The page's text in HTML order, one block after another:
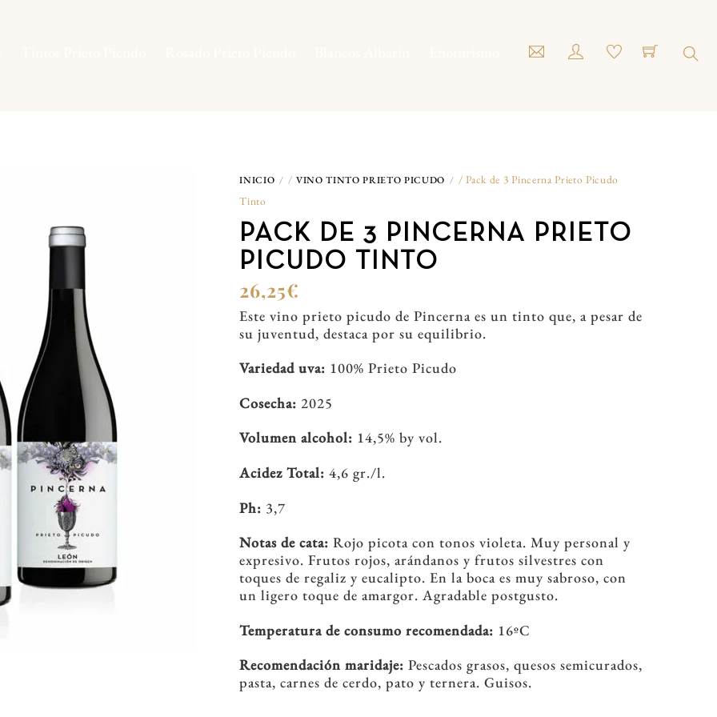
INICIO / VINO TINTO PRIETO PICUDO
/ Pack de 3 Pincerna Prieto Picudo
Tinto
PACK DE 3 PINCERNA PRIETO
PICUDO TINTO
26,25€
Este vino prieto picudo de Pincerna es un tinto que, a pesar de
su juventud, destaca por su equilibrio.
Variedad uva: 100% Prieto Picudo
Cosecha: 2025
Volumen alcohol: 14,5% by vol.
Acidez Total: 4,6 gr./l.
Ph: 3,7
Notas de cata: Rojo picota con tonos violeta. Muy personal y
expresivo. Frutos rojos, arándanos y frutos silvestres con
toques de regaliz y eucalipto. En la boca es muy sabroso, con
un ligero toque de amargor. Agradable postgusto.
Temperatura de consumo recomendada: 16ºC
Recomendación maridaje: Pescados grasos, quesos semicurados,
pasta, carnes de cerdo, pato y ternera. Guisos.